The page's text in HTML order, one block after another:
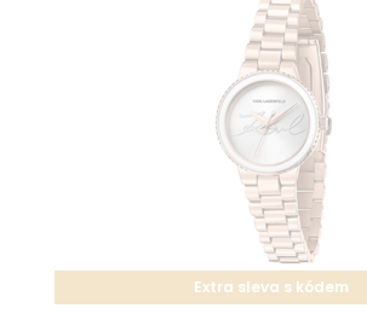
Extra sleva s kódem